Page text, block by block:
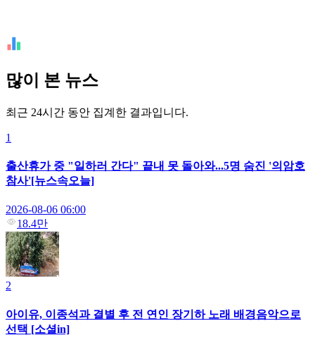
많이 본 뉴스
최근 24시간 동안 집계한 결과입니다.
1
출산휴가 중 "일하러 간다" 끝내 못 돌아와...5명 숨진 '의암호
참사'[뉴스속오늘]
2026-08-06 06:00
18.4만
2
아이유, 이종석과 결별 후 전 연인 장기하 노래 배경음악으로
선택 [소셜in]